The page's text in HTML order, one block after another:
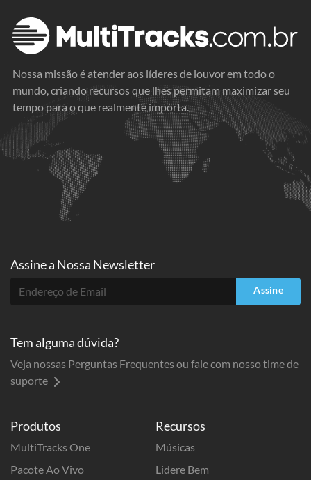
Nossa missão é atender aos líderes de louvor em todo o
mundo, criando recursos que lhes permitam maximizar seu
tempo para o que realmente importa.
Produtos
MultiTracks One
Pacote Ao Vivo
Recursos
Músicas
Lidere Bem
Assine a Nossa Newsletter
Assine
Tem alguma dúvida?
Veja nossas Perguntas Frequentes ou fale com nosso time de
suporte